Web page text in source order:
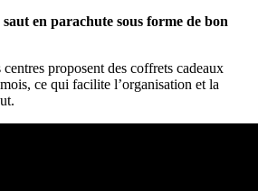
en parachute sous forme de bon
proposent des coffrets cadeaux
ce qui facilite l’organisation et la